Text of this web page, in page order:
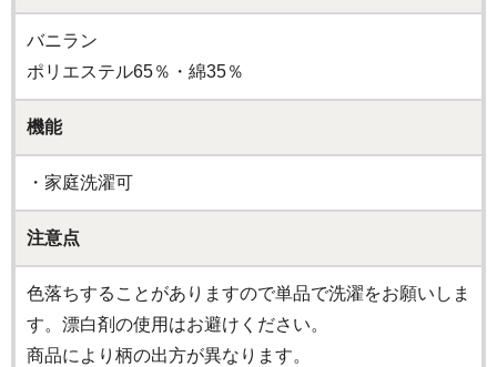
バニラン
ポリエステル65％・綿35％
機能
・家庭洗濯可
注意点
色落ちすることがありますので単品で洗濯をお願いしま
す。漂白剤の使用はお避けください。
商品により柄の出方が異なります。